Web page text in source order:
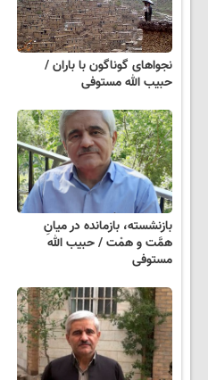
نجواهای‌ گوناگون‌ با باران /
حبیب الله مستوفی
بازنشسته، بازمانده در میانِ
همَّت و همْت / حبیب الله
مستوفی